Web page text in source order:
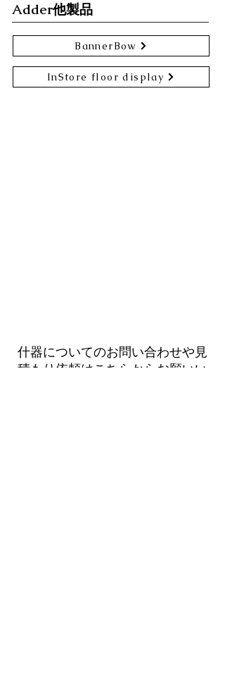
Adder他製品
BannerBow
InStore floor display
什器についてのお問い合わせや見
積もり依頼はこちらからお願いい